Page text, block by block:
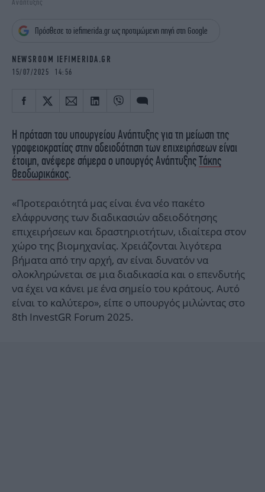
iBOOKS
OSCARS
NEWSLETTER
Ανάπτυξης
Πρόσθεσε το iefimerida.gr ως προτιμώμενη πηγή στη Google
NEWSROOM IEFIMERIDA.GR
15/07/2025 14:56
Η πρόταση του υπουργείου Ανάπτυξης για τη μείωση της
γραφειοκρατίας στην αδειοδότηση των επιχειρήσεων είναι
έτοιμη, ανέφερε σήμερα ο υπουργός ΑνάπτυξηςΤάκης
Θεοδωρικάκος.
«Προτεραιότητά μας είναι ένα νέο πακέτο
ελάφρυνσης των διαδικασιών αδειοδότησης
επιχειρήσεων και δραστηριοτήτων, ιδιαίτερα στον
χώρο της βιομηχανίας. Χρειάζονται λιγότερα
βήματα από την αρχή, αν είναι δυνατόν να
ολοκληρώνεται σε μια διαδικασία και ο επενδυτής
να έχει να κάνει με ένα σημείο του κράτους. Αυτό
είναι το καλύτερο», είπε ο υπουργός μιλώντας στο
8th InvestGR Forum 2025.